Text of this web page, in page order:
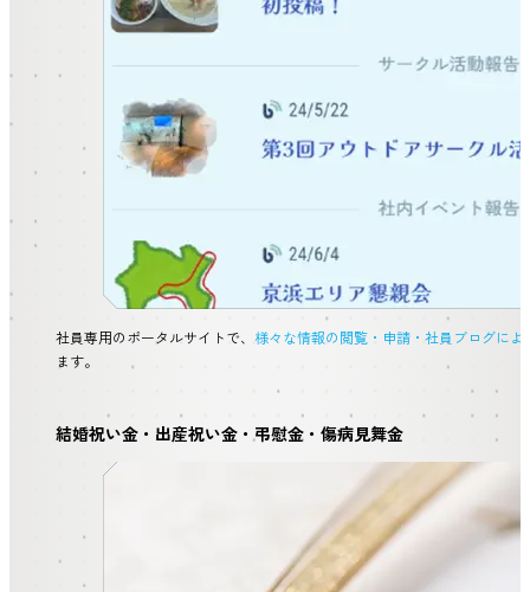
社員専用のポータルサイトで、様々な情報の閲覧・申請・社員ブログによ
ます。
結婚祝い金・出産祝い金・弔慰金・傷病見舞金